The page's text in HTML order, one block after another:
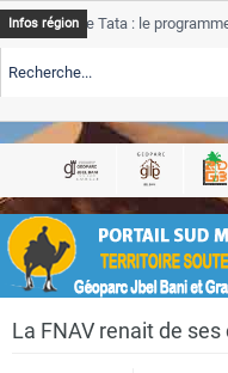
Close
Infos région
de Tata : le programme de
TSGJB Tourisme : l’ONMT
TSGJB Tourisme au Maroc :
La FNAV renait de